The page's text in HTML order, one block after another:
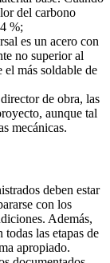
del carbono
%;
es un acero con
no superior al
más soldable de
de obra, las
aunque tal
mecánicas.
deben estar
con los
Además,
las etapas de
apropiado.